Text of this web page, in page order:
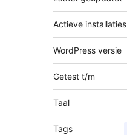
Actieve installaties
WordPress versie
Getest t/m
Taal
Tags